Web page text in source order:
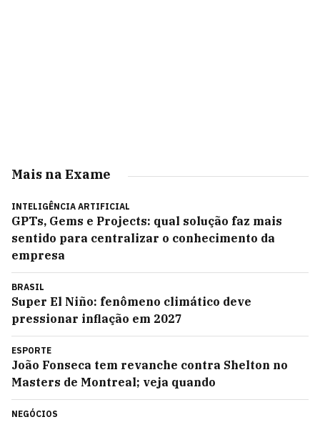
Mais na Exame
INTELIGÊNCIA ARTIFICIAL
GPTs, Gems e Projects: qual solução faz mais
sentido para centralizar o conhecimento da
empresa
BRASIL
Super El Niño: fenômeno climático deve
pressionar inflação em 2027
ESPORTE
João Fonseca tem revanche contra Shelton no
Masters de Montreal; veja quando
NEGÓCIOS